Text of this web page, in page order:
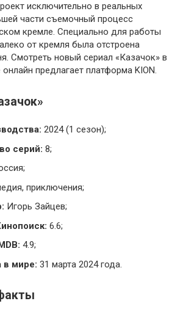
исключительно в реальных
части съемочный процесс
кремле. Специально для работы
от кремля была отстроена
Смотреть новый сериал «Казачок» в
предлагает платформа KION.
2024 (1 сезон);
серий: 8;
приключения;
Игорь Зайцев;
6.6;
4.9;
в мире: 31 марта 2024 года.